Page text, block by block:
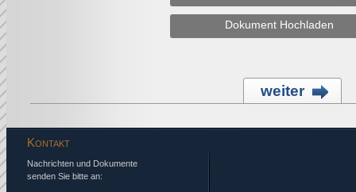
Dokument Hochladen
weiter
Kontakt
Nachrichten und Dokumente
senden Sie bitte an: